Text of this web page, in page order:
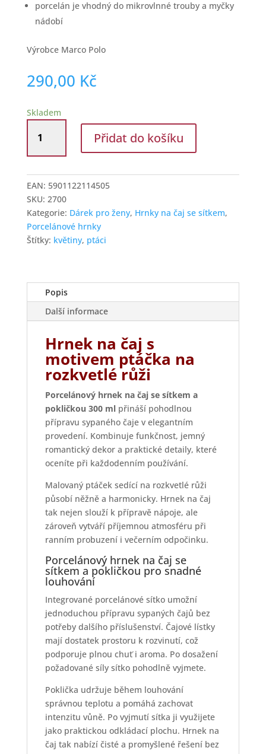
porcelán je vhodný do mikrovlnné trouby a myčky
nádobí
Výrobce Marco Polo
290,00 Kč
Skladem
čaj
pokličkou
-
Ptáček
na
růži
množství
Přidat do košíku
EAN: 5901122114505
SKU: 2700
Kategorie: Dárek pro ženy, Hrnky na čaj se sítkem,
Porcelánové hrnky
Štítky: květiny, ptáci
Popis
Další informace
Hrnek na čaj s
motivem ptáčka na
rozkvetlé růži
Porcelánový hrnek na čaj se sítkem a
pokličkou 300 mlpřináší pohodlnou
přípravu sypaného čaje v elegantním
provedení. Kombinuje funkčnost, jemný
romantický dekor a praktické detaily, které
oceníte při každodenním používání.
Malovaný ptáček sedící na rozkvetlé růži
působí něžně a harmonicky. Hrnek na čaj
tak nejen slouží k přípravě nápoje, ale
zároveň vytváří příjemnou atmosféru při
ranním probuzení i večerním odpočinku.
Porcelánový hrnek na čaj se
sítkem a pokličkou pro snadné
louhování
Integrované porcelánové sítko umožní
jednoduchou přípravu sypaných čajů bez
potřeby dalšího příslušenství. Čajové lístky
mají dostatek prostoru k rozvinutí, což
podporuje plnou chuť i aroma. Po dosažení
požadované síly sítko pohodlně vyjmete.
Poklička udržuje během louhování
správnou teplotu a pomáhá zachovat
intenzitu vůně. Po vyjmutí sítka ji využijete
jako praktickou odkládací plochu. Hrnek na
čaj tak nabízí čisté a promyšlené řešení bez